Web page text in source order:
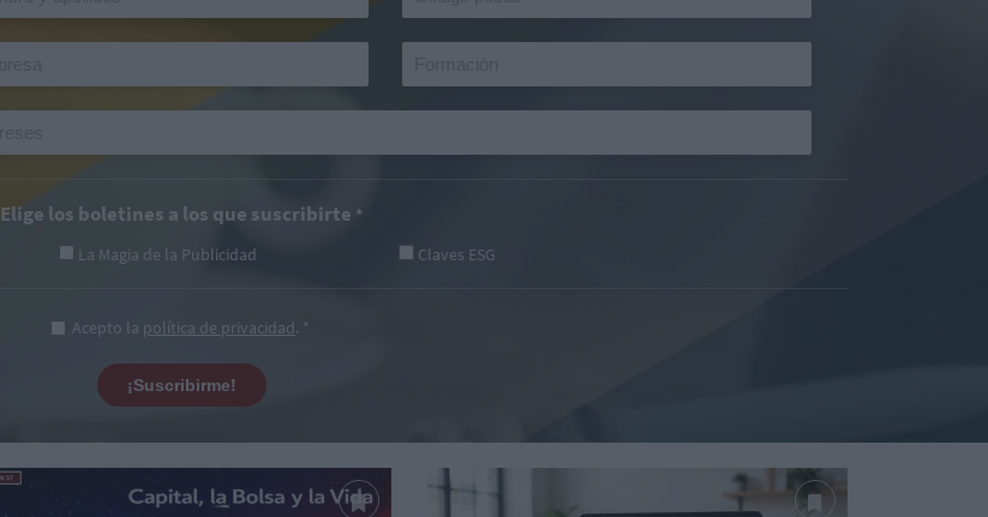
Elige los boletines a los que suscribirte *
La Magia de la Publicidad Claves ESG
Acepto la política de privacidad. *
¡Suscribirme!